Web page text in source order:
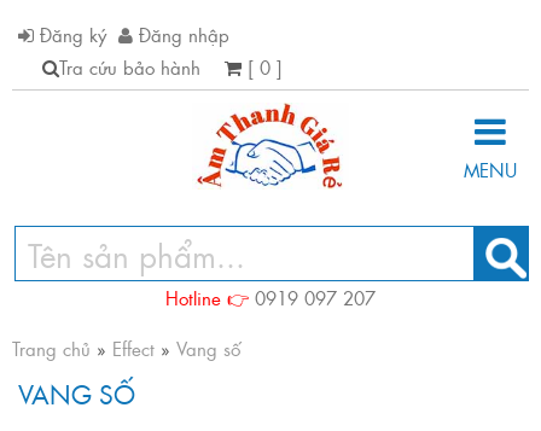
Đăng ký
Đăng nhập
Tra cứu bảo hành
[ 0 ]
MENU
Hotline 👉 0919 097 207
Trang chủ » Effect » Vang số
VANG SỐ